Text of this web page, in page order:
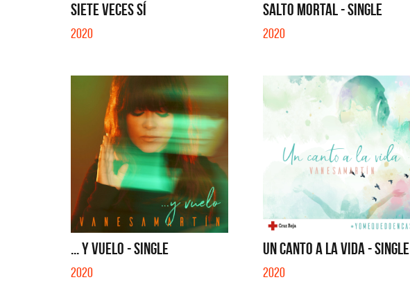
SIETE VECES SÍ
2020
SALTO MORTAL - SINGLE
2020
... Y VUELO - SINGLE
2020
UN CANTO A LA VIDA - SINGLE
2020